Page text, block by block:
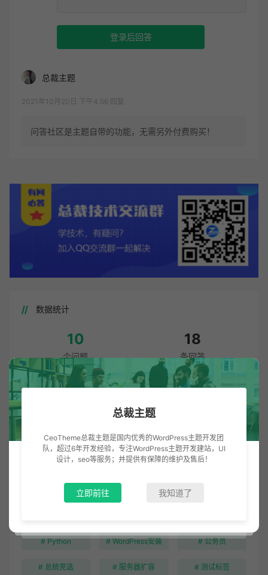
登录后回答
总裁主题
2021年10月20日 下午4:56 回复
问答社区是主题自带的功能，无需另外付费购买！
数据统计
10
个问题
18
条回答
# Python # WordPress安装 # 公务员
# 总统竞选 # 服务器扩容 # 测试标签
总裁主题
CeoTheme总裁主题是国内优秀的WordPress主题开发团
队，超过6年开发经验，专注WordPress主题开发建站，UI
设计，seo等服务；并提供有保障的维护及售后！
立即前往 我知道了